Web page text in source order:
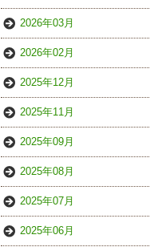
2026年03月
2026年02月
2025年12月
2025年11月
2025年09月
2025年08月
2025年07月
2025年06月